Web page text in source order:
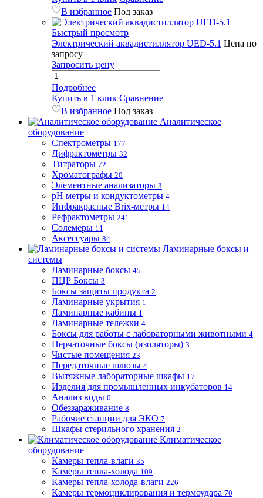
В избранное Под заказ
Быстрый просмотр
Электрический аквадистиллятор UED-5.1 Цена по
запросу
Запросить цену
Подробнее
Купить в 1 клик Сравнение
В избранное Под заказ
Аналитическое
оборудование
Спектрометры 177
Дифрактометры 32
Титраторы 72
Хроматографы 20
Элементные анализаторы 3
pH метры и кондуктометры 4
Инфракрасные Brix-метры 14
Рефрактометры 241
Солемеры 11
Аксессуары 84
Ламинарные боксы и
системы
Ламинарные боксы 45
ПЦР Боксы 8
Боксы защиты продукта 2
Ламинарные укрытия 1
Ламинарные кабины 1
Ламинарные тележки 4
Боксы для работы с лабораторными животными 4
Перчаточные боксы (изоляторы) 3
Чистые помещения 23
Передаточные шлюзы 4
Вытяжные лабораторные шкафы 17
Изделия для промышленных инкубаторов 14
Анализ воды 0
Обеззараживание 8
Рабочие станции для ЭКО 7
Шкафы стерильного хранения 2
Климатическое
оборудование
Камеры тепла-влаги 35
Камеры тепла-холода 109
Камеры тепла-холода-влаги 226
Камеры термоциклирования и термоудара 70